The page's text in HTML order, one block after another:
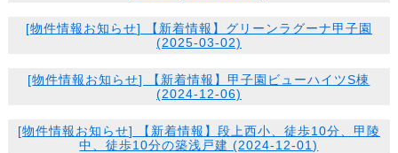
[物件情報お知らせ] 【新着情報】グリーンラグーナ甲子園
(2025-03-02)
[物件情報お知らせ] 【新着情報】甲子園ビューハイツS棟
(2024-12-06)
[物件情報お知らせ] 【新着情報】段上西小、徒歩10分、甲陵
中、徒歩10分の築浅戸建 (2024-12-01)